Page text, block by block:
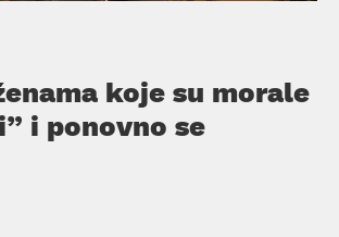
koje su morale
i ponovno se